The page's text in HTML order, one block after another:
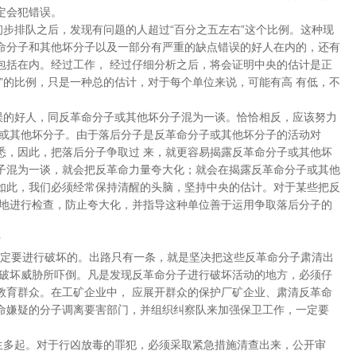
犯错误。
队之后，发现有问题的人超过“百分之五左右”这个比例。这种现
子和其他坏分子以及一部分有严重的缺点错误的好人在内的，还有
在内。经过工作， 经过仔细分析之后，将会证明中央的估计是正
比例，只是一种总的估计，对于每个单位来说，可能有高 有低，不
人，同反革命分子或其他坏分子混为一谈。恰恰相反，应该努力
其他坏分子。由于落后分子是反革命分子或其他坏分子的活动对
因此，把落后分子争取过 来，就更容易揭露反革命分子或其他坏
为一谈，就会把反革命力量夸大化；就会在揭露反革命分子或其他
，我们必须经常保持清醒的头脑，坚持中央的估计。对于某些把反
进行检查，防止夸大化，并指导这种单位善于运用争取落后分子的
进行破坏的。出路只有一条，就是坚决把这些反革命分子肃清出
坏威胁所吓倒。凡是发现反革命分子进行破坏活动的地方，必须仔
群众。在工矿企业中， 应展开群众的保护厂矿企业、肃清反革命
疑的分子调离要害部门，并组织纠察队来加强保卫工作，一定要
。对于行凶放毒的罪犯，必须采取紧急措施清查出来，公开审